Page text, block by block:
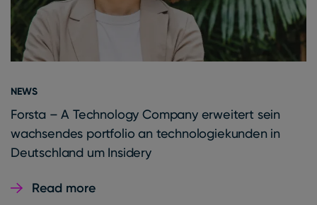
NEWS
Forsta – A Technology Company erweitert sein
wachsendes portfolio an technologiekunden in
Deutschland um Insidery
Read more